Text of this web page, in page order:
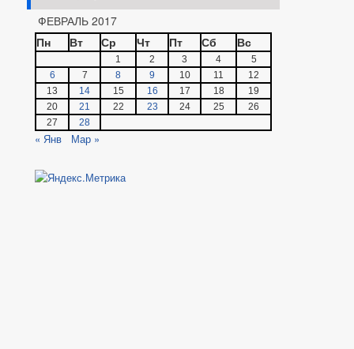
ФЕВРАЛЬ 2017
Пн
Вт Ср Чт Пт Сб Вс
1 2 3 4
5
6
7 8 9 10 11
12
13
14 15 16 17 18
19
20
21 22 23 24 25
26
27
28
« Янв Мар »